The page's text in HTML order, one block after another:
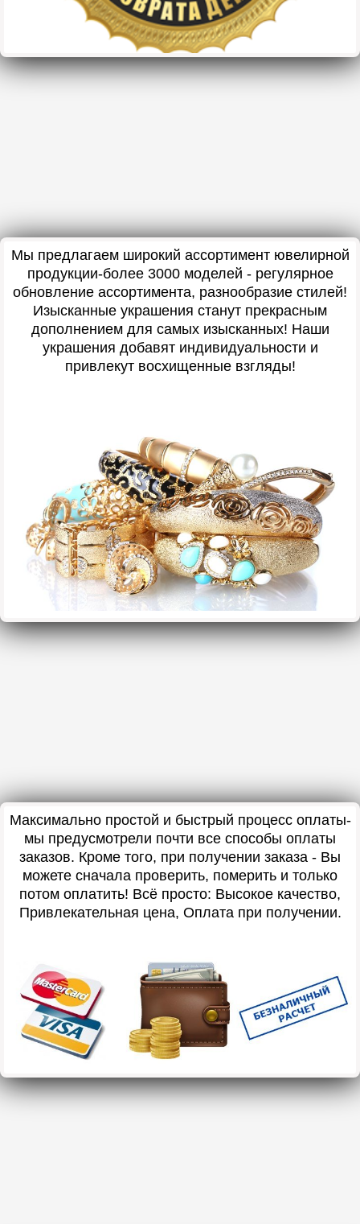
Мы предлагаем широкий ассортимент ювелирной
продукции-более 3000 моделей - регулярное
обновление ассортимента, разнообразие стилей!
Изысканные украшения станут прекрасным
дополнением для самых изысканных! Наши
украшения добавят индивидуальности и
привлекут восхищенные взгляды!
Максимально простой и быстрый процесс оплаты-
мы предусмотрели почти все способы оплаты
заказов. Кроме того, при получении заказа - Вы
можете сначала проверить, померить и только
потом оплатить! Всё просто: Высокое качество,
Привлекательная цена, Оплата при получении.